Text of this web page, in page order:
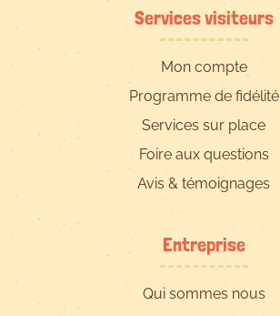
Services visiteurs
Mon compte
Programme de fidélité
Services sur place
Foire aux questions
Avis & témoignages
Entreprise
Qui sommes nous